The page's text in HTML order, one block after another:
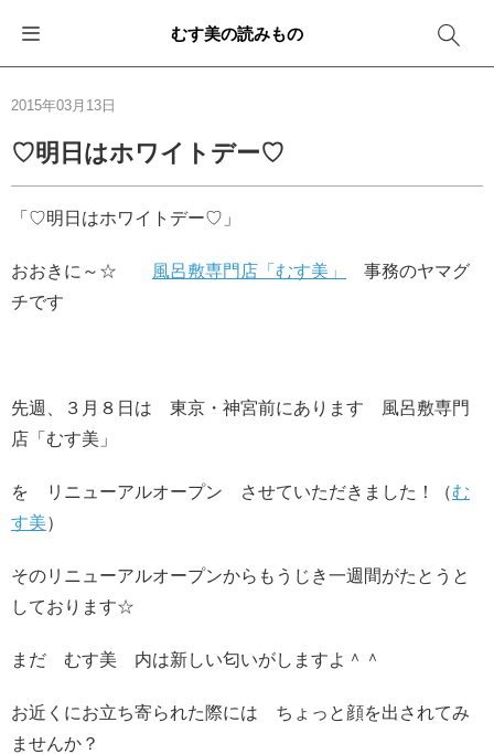
むす美の読みもの
2015年03月13日
♡明日はホワイトデー♡
「♡明日はホワイトデー♡」
おおきに～☆ 風呂敷専門店「むす美」
事務のヤマグ
チです
先週、３月８日は 東京・神宮前にあります 風呂敷専門
店「むす美」
を リニューアルオープン させていただきました！（む
す美）
そのリニューアルオープンからもうじき一週間がたとうと
しております☆
まだ むす美 内は新しい匂いがしますよ＾＾
お近くにお立ち寄られた際には ちょっと顔を出されてみ
ませんか？
イベント・キャンペーン
その他
エコバッグ
箱を包む
簡単「バッグアレンジ」
ファッション
雨の日
旅行
卒業・入学
出産